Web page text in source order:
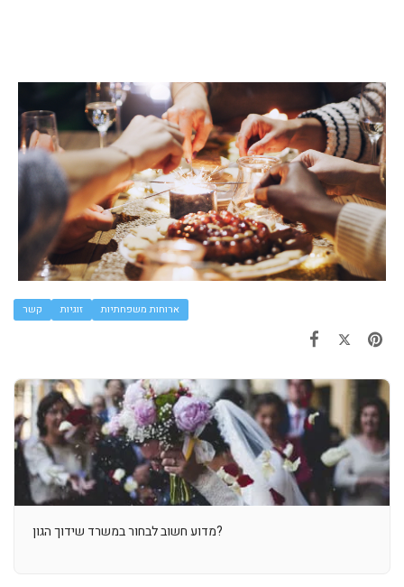
קשר זוגיות ארוחות משפחתיות
מדוע חשוב לבחור במשרד שידוך הגון?